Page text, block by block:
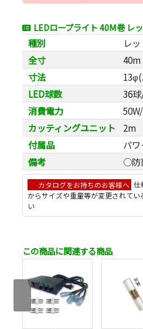
LEDロープライト 40M巻 レ
種別
レッ
全寸
40m
寸法
LED球数
36
消費電力
カッティングユニット
2m
付属品
パ
備考
○防
カタログをお持ちのお客様へ 仕
からサイズや重量等が変更されて
い
この商品に関連する商品